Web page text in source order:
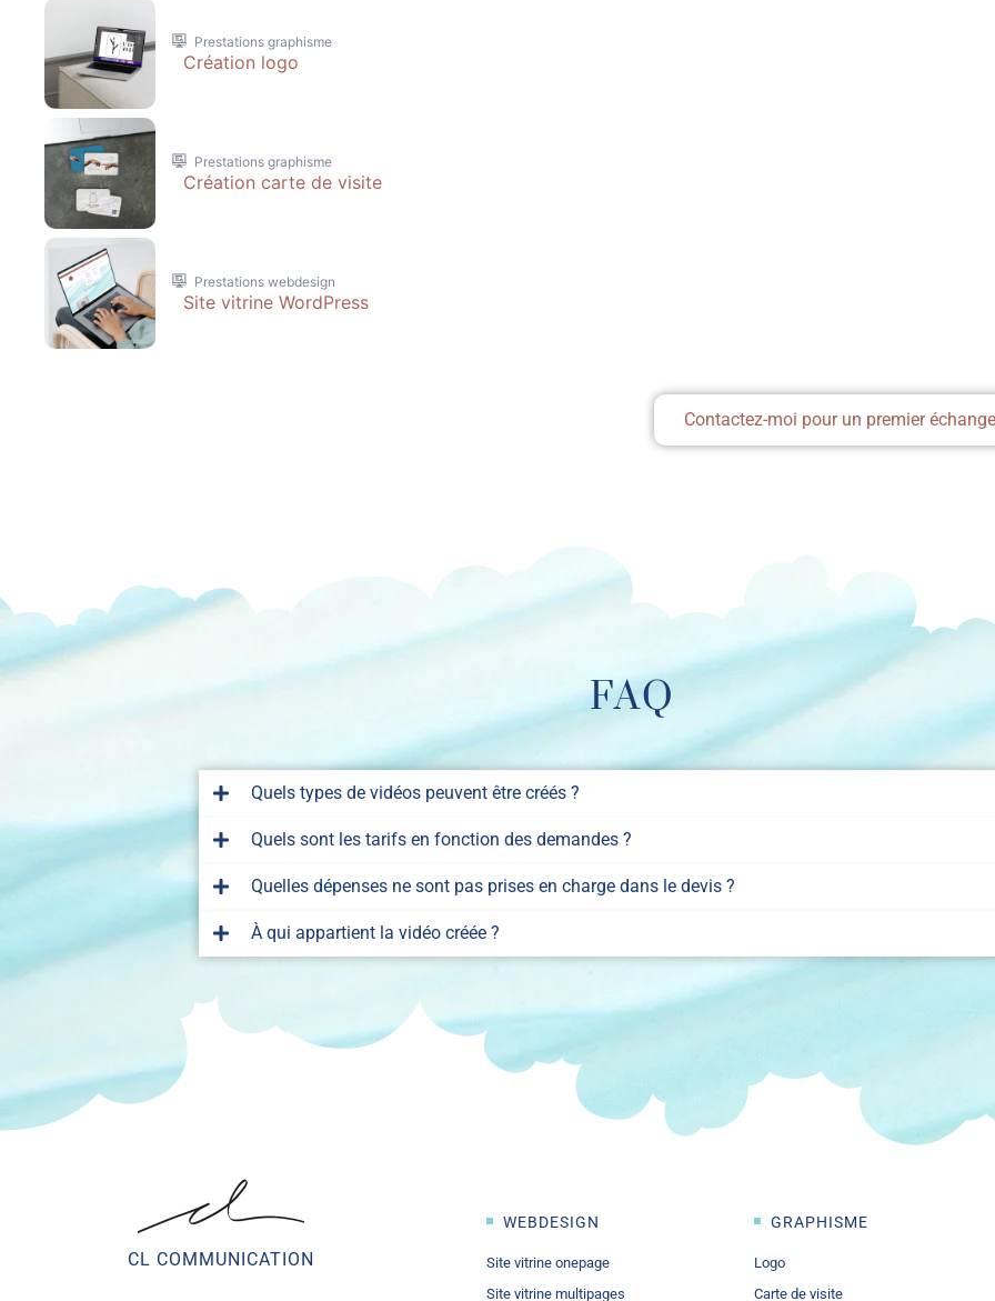
Prestations graphisme
Création logo
Prestations graphisme
Création carte de visite
Prestations webdesign
Site vitrine WordPress
Contactez-moi pour un premier
FAQ
Quels types de vidéos peuvent être créés ?
Quels sont les tarifs en fonction des demandes ?
Quelles dépenses ne sont pas prises en charge dans le devis ?
À qui appartient la vidéo créée ?
CL COMMUNICATION
WEBDESIGN
Site vitrine onepage
Site vitrine multipages
GRAPHISME
Logo
Carte de visite